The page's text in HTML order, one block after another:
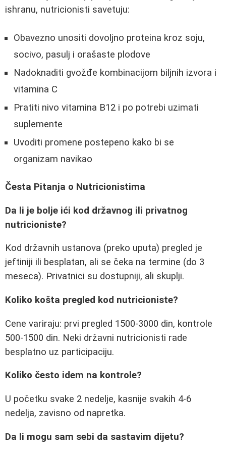
ishranu, nutricionisti savetuju:
Obavezno unositi dovoljno proteina kroz soju,
socivo, pasulj i orašaste plodove
Nadoknaditi gvožđe kombinacijom biljnih izvora i
vitamina C
Pratiti nivo vitamina B12 i po potrebi uzimati
suplemente
Uvoditi promene postepeno kako bi se
organizam navikao
Česta Pitanja o Nutricionistima
Da li je bolje ići kod državnog ili privatnog
nutricioniste?
Kod državnih ustanova (preko uputa) pregled je
jeftiniji ili besplatan, ali se čeka na termine (do 3
meseca). Privatnici su dostupniji, ali skuplji.
Koliko košta pregled kod nutricioniste?
Cene variraju: prvi pregled 1500-3000 din, kontrole
500-1500 din. Neki državni nutricionisti rade
besplatno uz participaciju.
Koliko često idem na kontrole?
U početku svake 2 nedelje, kasnije svakih 4-6
nedelja, zavisno od napretka.
Da li mogu sam sebi da sastavim dijetu?